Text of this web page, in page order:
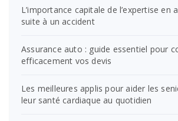
L’importance capitale de l’expertise en
suite à un accident
Assurance auto : guide essentiel pour
efficacement vos devis
Les meilleures applis pour aider les
leur santé cardiaque au quotidien